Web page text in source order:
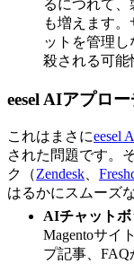
るにつれて
も増えます
ットを管理
殺される可能
eesel AIアプロ
これはまさにeesel
された問題です。
ク（Zendesk
はるかにスムーズ
AIチャットボ
Magentoサイ
プ記事、FAQ